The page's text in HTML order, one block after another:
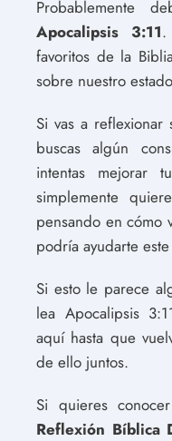
Probablemente
Apocalipsis 3:11.
favoritos de la
sobre nuestro
Si vas a
buscas algún
intentas mejorar
simplemente
pensando en cómo
podría ayudarte
Si esto le parece
lea Apocalipsis
aquí hasta que
de ello juntos.
Si quieres
Reflexión Bíblica